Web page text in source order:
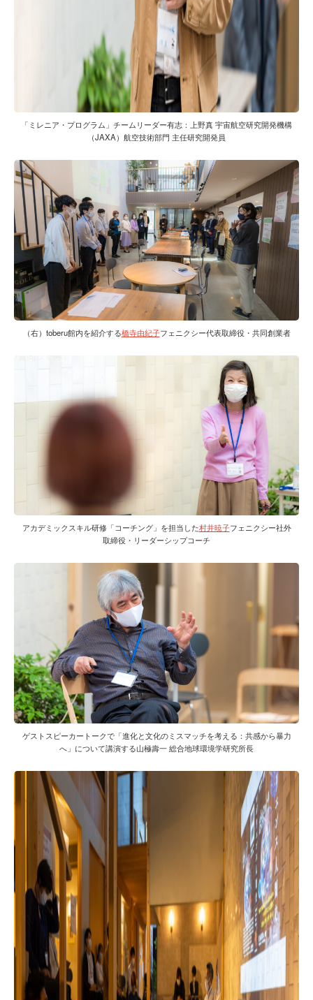
「ミレニア・プログラム」チームリーダー有志：上野真 宇宙航空研究開発機構
（JAXA）航空技術部門 主任研究開発員
（右）toberu館内を紹介する橋寺由紀子フェニクシー代表取締役・共同創業者
アカデミックスキル研修「コーチング」を担当した村井暁子フェニクシー社外
取締役・リーダーシップコーチ
ゲストスピーカートークで「進化と文化のミスマッチを考える：共感から暴力
へ」について講演する山極壽一 総合地球環境学研究所長